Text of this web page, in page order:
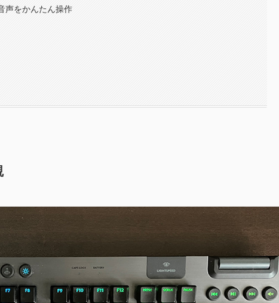
声をかんたん操作